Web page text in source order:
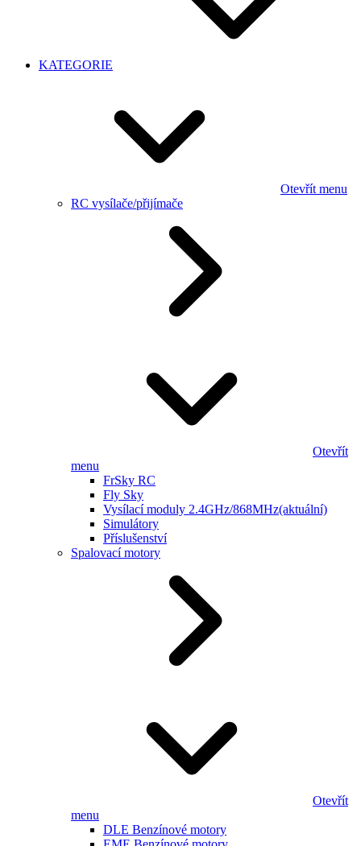
KATEGORIE
Otevřít menu
RC vysílače/přijímače
Otevřít
menu
FrSky RC
Fly Sky
Vysílací moduly 2.4GHz/868MHz(aktuální)
Simulátory
Příslušenství
Spalovací motory
Otevřít
menu
DLE Benzínové motory